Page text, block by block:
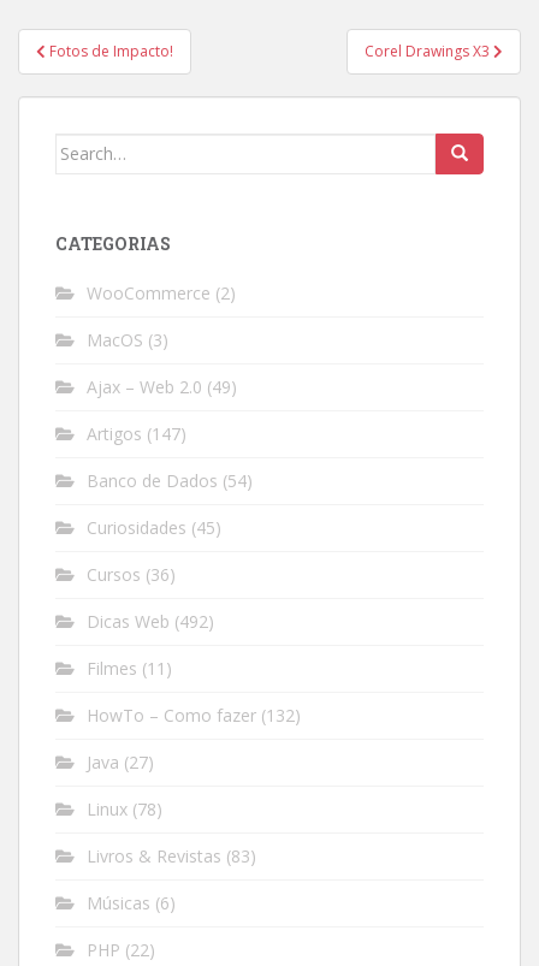
Post
navigation
Fotos de Impacto! Corel Drawings X3
Search
CATEGORIAS
WooCommerce (2)
MacOS (3)
Ajax – Web 2.0 (49)
Artigos (147)
Banco de Dados (54)
Curiosidades (45)
Cursos (36)
Dicas Web (492)
Filmes (11)
HowTo – Como fazer (132)
Java (27)
Linux (78)
Livros & Revistas (83)
Músicas (6)
PHP (22)